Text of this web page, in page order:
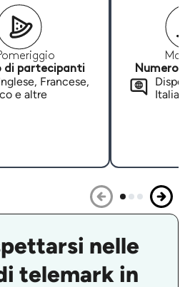
di partecipanti
Francese,
e altre
Numero
nelle
telemark in